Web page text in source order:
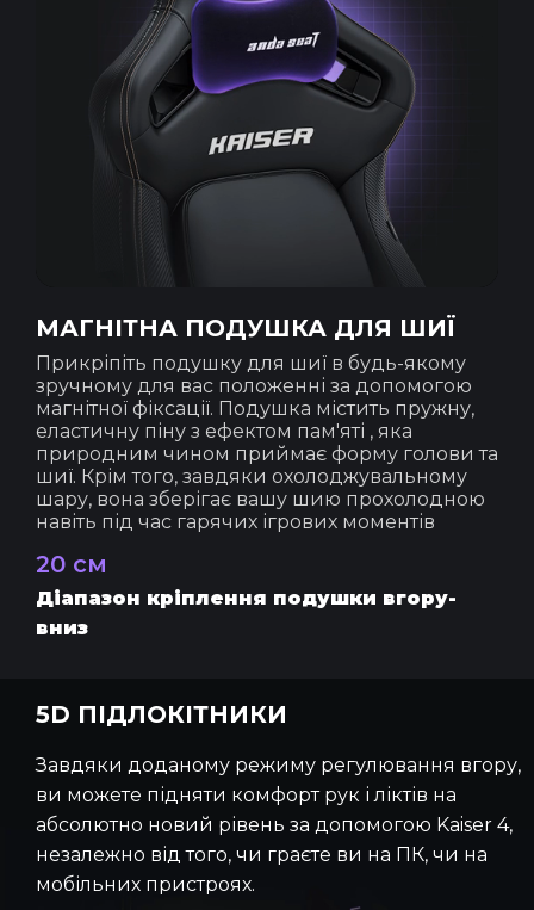
МАГНІТНА ПОДУШКА ДЛЯ ШИЇ
Прикріпіть подушку для шиї в будь-якому
зручному для вас положенні за допомогою
магнітної фіксації. Подушка містить пружну,
еластичну піну з ефектом пам'яті , яка
природним чином приймає форму голови та
шиї. Крім того, завдяки охолоджувальному
шару, вона зберігає вашу шию прохолодною
навіть під час гарячих ігрових моментів
20 см
Діапазон кріплення подушки вгору-
вниз
5D ПІДЛОКІТНИКИ
Завдяки доданому режиму регулювання вгору,
ви можете підняти комфорт рук і ліктів на
абсолютно новий рівень за допомогою Kaiser 4,
незалежно від того, чи граєте ви на ПК, чи на
мобільних пристроях.